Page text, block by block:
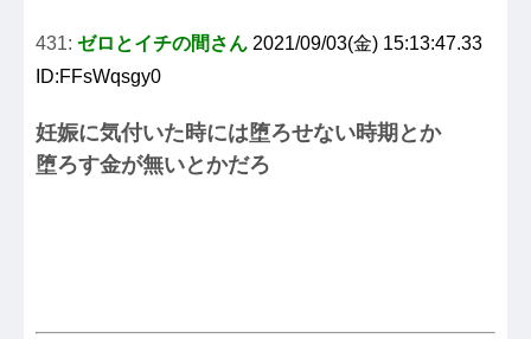
431: ゼロとイチの間さん 2021/09/03(金) 15:13:47.33
ID:FFsWqsgy0
妊娠に気付いた時には堕ろせない時期とか
堕ろす金が無いとかだろ